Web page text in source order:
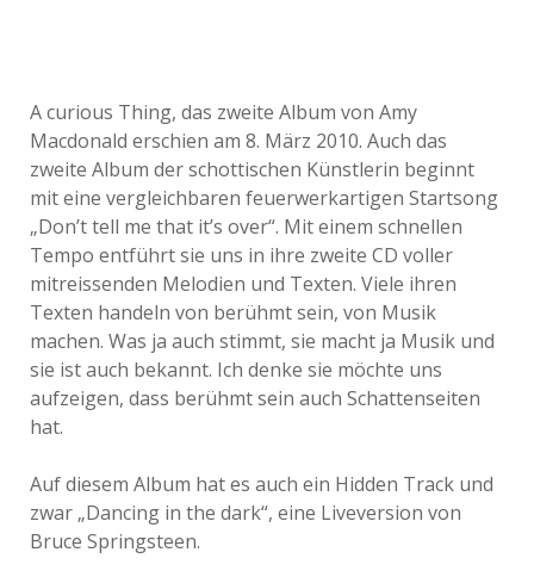
A curious Thing, das zweite Album von Amy
Macdonald erschien am 8. März 2010. Auch das
zweite Album der schottischen Künstlerin beginnt
mit eine vergleichbaren feuerwerkartigen Startsong
„Don’t tell me that it’s over“. Mit einem schnellen
Tempo entführt sie uns in ihre zweite CD voller
mitreissenden Melodien und Texten. Viele ihren
Texten handeln von berühmt sein, von Musik
machen. Was ja auch stimmt, sie macht ja Musik und
sie ist auch bekannt. Ich denke sie möchte uns
aufzeigen, dass berühmt sein auch Schattenseiten
hat.
Auf diesem Album hat es auch ein Hidden Track und
zwar „Dancing in the dark“, eine Liveversion von
Bruce Springsteen.